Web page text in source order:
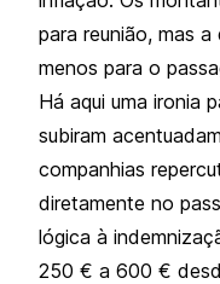
para reunião, mas
menos para o
Há aqui uma ironia
subiram
companhias
diretamente no
lógica à
250 € a 600 €